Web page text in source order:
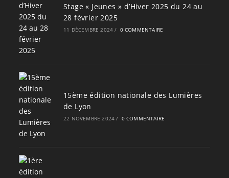
Stage « Jeunes » d’Hiver 2025 du 24 au
28 février 2025
11 DÉCEMBRE 2024 / 0 COMMENTAIRE
15ème édition nationale des Lumières
de Lyon
22 NOVEMBRE 2024 / 0 COMMENTAIRE